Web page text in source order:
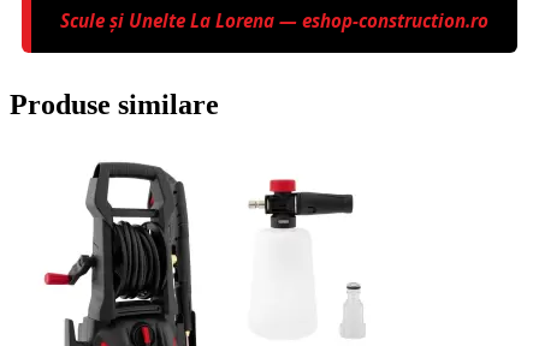
Scule și Unelte La Lorena — eshop-construction.ro
Produse similare